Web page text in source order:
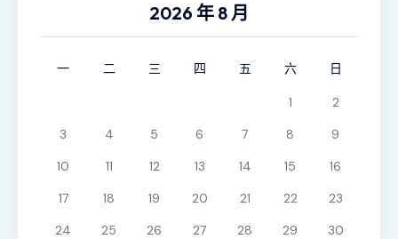
2026 年 8 月
一 二 三 四 五 六 日
1
2
3
4 5 6 7 8
9
10
11 12 13 14 15
16
17
18 19 20 21 22
23
24
25 26 27 28 29
30